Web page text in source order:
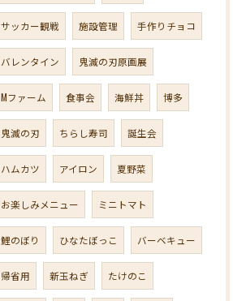
サッカー観戦 施設管理 手作りチョコ
バレンタイン 鬼滅の刃原画展
Mファーム 食事会 海鮮丼 博多
鬼滅の刃 ちらし寿司 誕生会
ハムカツ アイロン 夏野菜
お楽しみメニュー ミニトマト
鯉のぼり ひなたぼっこ バーベキュー
帰省用 新玉ねぎ たけのこ